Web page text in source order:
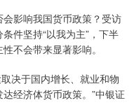
影响我国货币政策？受访
件坚持“以我为主”，下半
不会带来显著影响。
决于国内增长、就业和物
经济体货币政策。”中银证